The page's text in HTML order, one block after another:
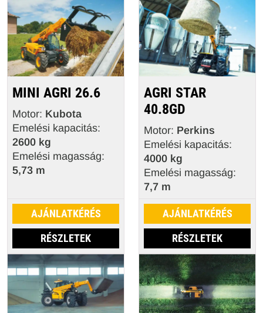
MINI AGRI 26.6
Motor: Kubota
Emelési kapacitás:
2600 kg
Emelési magasság:
5,73 m
AJÁNLATKÉRÉS
RÉSZLETEK
AGRI STAR
40.8GD
Motor: Perkins
Emelési kapacitás:
4000 kg
Emelési magasság:
7,7 m
AJÁNLATKÉRÉS
RÉSZLETEK